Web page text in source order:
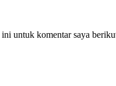
untuk komentar saya